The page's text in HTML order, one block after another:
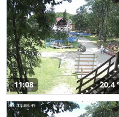
11:08 20,4